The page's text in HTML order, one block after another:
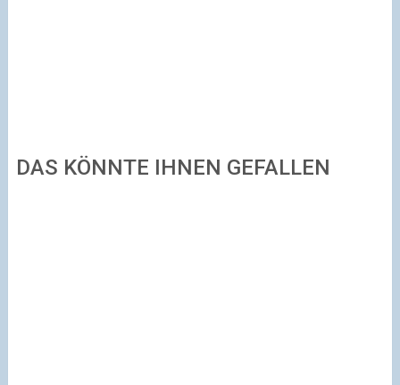
DAS KÖNNTE IHNEN GEFALLEN